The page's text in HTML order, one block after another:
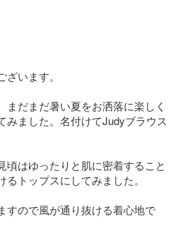
います。
まだまだ暑い夏をお洒落に楽しく
みました。名付けてJudyブラウス
頃はゆったりと肌に密着すること
トップスにしてみました。
すので風が通り抜ける着心地で